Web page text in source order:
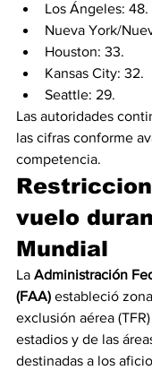
Los Ángeles: 48.
Nueva York/
Houston: 33.
Kansas City: 32.
Seattle: 29.
Las autoridades
las cifras conforme
competencia.
vuelo
Mundial
La Administración
(FAA) estableció
exclusión aérea
estadios y de las
destinadas a los